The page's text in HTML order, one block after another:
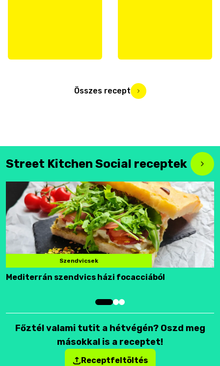
Összes recept
Street Kitchen Social receptek
Szendvicsek
Mediterrán szendvics házi focacciából
Főztél valami tutit a hétvégén? Oszd meg
másokkal is a receptet!
Receptfeltöltés